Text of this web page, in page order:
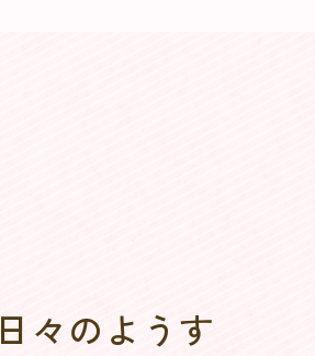
日々のようす